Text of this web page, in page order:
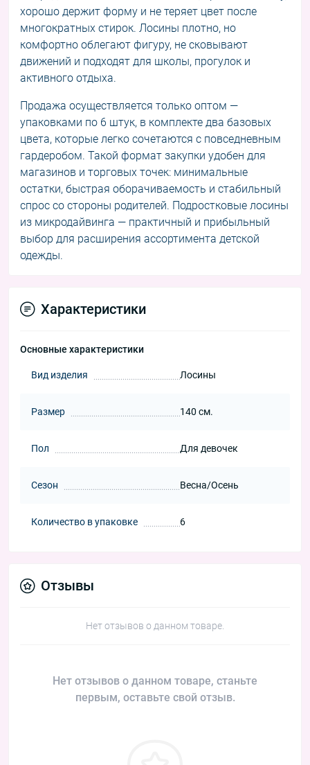
хорошо держит форму и не теряет цвет после
многократных стирок. Лосины плотно, но
комфортно облегают фигуру, не сковывают
движений и подходят для школы, прогулок и
активного отдыха.
Продажа осуществляется только оптом —
упаковками по 6 штук, в комплекте два базовых
цвета, которые легко сочетаются с повседневным
гардеробом. Такой формат закупки удобен для
магазинов и торговых точек: минимальные
остатки, быстрая оборачиваемость и стабильный
спрос со стороны родителей. Подростковые лосины
из микродайвинга — практичный и прибыльный
выбор для расширения ассортимента детской
одежды.
Характеристики
Основные характеристики
Вид изделия Лосины
Размер 140 см.
Пол Для девочек
Сезон Весна/Осень
Количество в упаковке 6
Отзывы
Нет отзывов о данном товаре.
Нет отзывов о данном товаре, станьте
первым, оставьте свой отзыв.